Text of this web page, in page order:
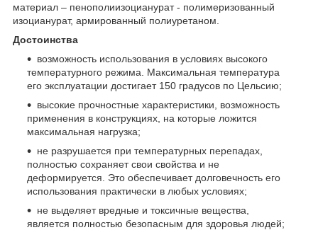
материал – пенополиизоцианурат - полимеризованный
изоцианурат, армированный полиуретаном.
Достоинства
возможность использования в условиях высокого
температурного режима. Максимальная температура
его эксплуатации достигает 150 градусов по Цельсию;
высокие прочностные характеристики, возможность
применения в конструкциях, на которые ложится
максимальная нагрузка;
не разрушается при температурных перепадах,
полностью сохраняет свои свойства и не
деформируется. Это обеспечивает долговечность его
использования практически в любых условиях;
не выделяет вредные и токсичные вещества,
является полностью безопасным для здоровья людей;